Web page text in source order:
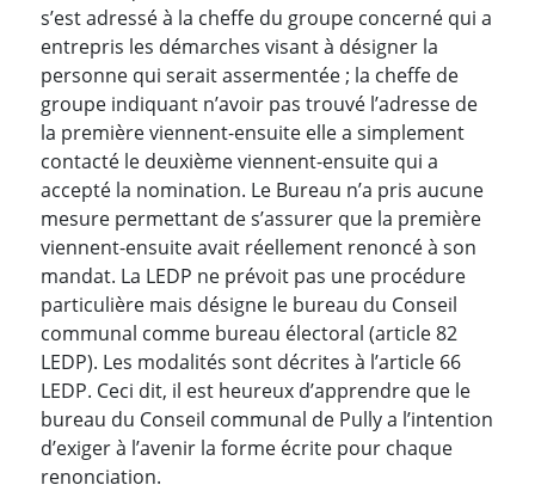
s’est adressé à la cheffe du groupe concerné qui a
entrepris les démarches visant à désigner la
personne qui serait assermentée ; la cheffe de
groupe indiquant n’avoir pas trouvé l’adresse de
la première viennent-ensuite elle a simplement
contacté le deuxième viennent-ensuite qui a
accepté la nomination. Le Bureau n’a pris aucune
mesure permettant de s’assurer que la première
viennent-ensuite avait réellement renoncé à son
mandat. La LEDP ne prévoit pas une procédure
particulière mais désigne le bureau du Conseil
communal comme bureau électoral (article 82
LEDP). Les modalités sont décrites à l’article 66
LEDP. Ceci dit, il est heureux d’apprendre que le
bureau du Conseil communal de Pully a l’intention
d’exiger à l’avenir la forme écrite pour chaque
renonciation.